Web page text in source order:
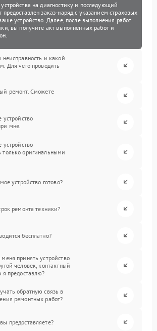
на диагностику и последующий
предоставлен заказ-наряд с указанием страховых
устройство. Далее, после выполнения работ
вы получите акт выполненных работ и
и какой
Для чего проводить
ремонт. Сможете
устройство
мне.
устройство
только оригинальными
устройство готово?
ремонта техники?
бесплатно?
принять устройство
человек, контактный
я предоставлю?
обратную связь в
ремонтных работ?
предоставляете?